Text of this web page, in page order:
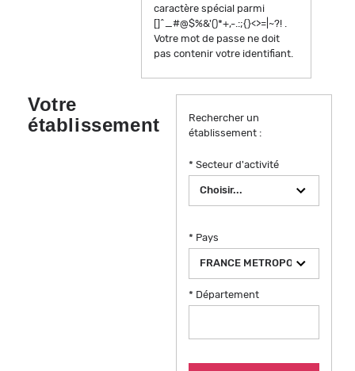
caractère spécial parmi
[]^_#@$%&'()*+,-.:;{}<>=|~?! .
Votre mot de passe ne doit
pas contenir votre identifiant.
Votre
établissement
Rechercher un
établissement :
* Secteur d'activité
* Pays
* Département